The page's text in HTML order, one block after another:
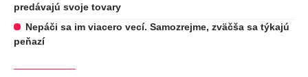
predávajú svoje tovary
Nepáči sa im viacero vecí. Samozrejme, zväčša sa týkajú
peňazí